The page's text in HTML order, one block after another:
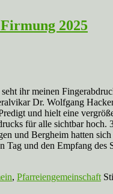
2025
ihr meinen
Dr. Wolfgang
und hielt eine
für alle sichtbar hoch.
und Bergheim hatten
Tag und den Empfang des
, Pfarreiengemeinschaft